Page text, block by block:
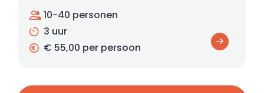
10-40 personen
3 uur
€ 55,00 per persoon